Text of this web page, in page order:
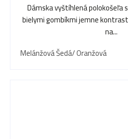
Dámska vyštíhlená polokošeľa
bielymi gombíkmi jemne
na...
Melánžová Šedá/ Oranžová